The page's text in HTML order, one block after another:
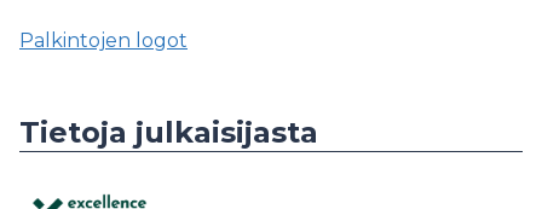
Palkintojen logot
Tietoja julkaisijasta